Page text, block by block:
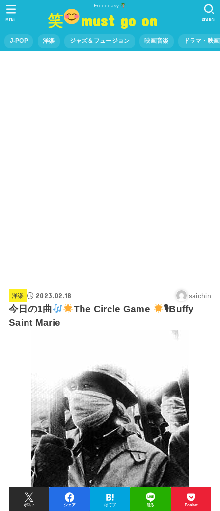
Freeeeasy
笑 must go on
J-POP 洋楽 ジャズ＆フュージョン 映画音楽 ドラマ・映
SEARCH
MENU
洋楽 2023.02.18 saichin
今日の1曲 The Circle Game
🎙Buffy
Saint Marie
ポスト シェア はてブ 送る Pocket